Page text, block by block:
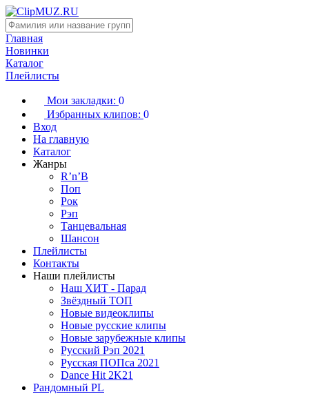
Главная
Новинки
Каталог
Плейлисты
Мои закладки: 0
Избранных клипов: 0
Вход
На главную
Каталог
Жанры
R’n’B
Поп
Рок
Рэп
Танцевальная
Шансон
Плейлисты
Контакты
Наши плейлисты
Наш ХИТ - Парад
Звёздный ТОП
Новые видеоклипы
Новые русские клипы
Новые зарубежные клипы
Русский Рэп 2021
Русская ПОПса 2021
Dance Hit 2K21
Рандомный PL